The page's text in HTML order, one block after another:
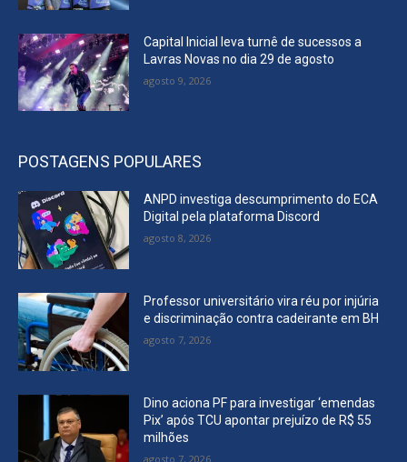
Capital Inicial leva turnê de sucessos a
Lavras Novas no dia 29 de agosto
agosto 9, 2026
POSTAGENS POPULARES
ANPD investiga descumprimento do ECA
Digital pela plataforma Discord
agosto 8, 2026
Professor universitário vira réu por injúria
e discriminação contra cadeirante em BH
agosto 7, 2026
Dino aciona PF para investigar ‘emendas
Pix’ após TCU apontar prejuízo de R$ 55
milhões
agosto 7, 2026